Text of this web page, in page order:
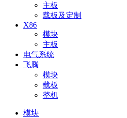
主板
载板及定制
X86
模块
主板
电气系统
飞腾
模块
载板
整机
模块